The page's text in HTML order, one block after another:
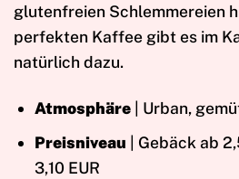
glutenfreien Schlemmereien
perfekten Kaffee gibt es im
natürlich dazu.
Atmosphäre| Urban,
Preisniveau | Gebäck ab
3,10 EUR